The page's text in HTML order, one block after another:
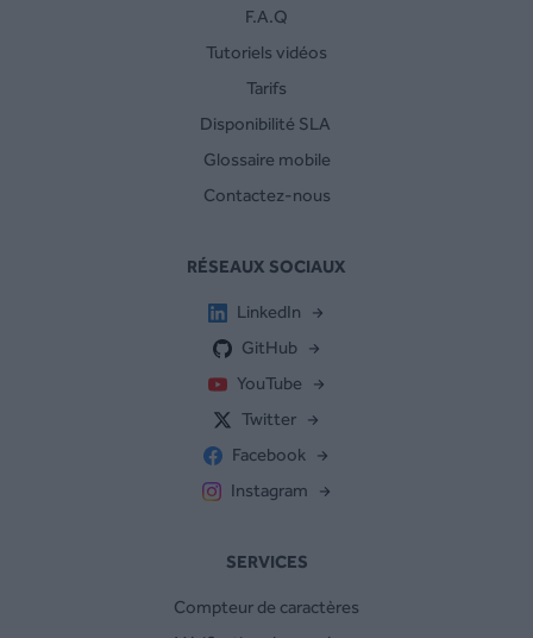
F.A.Q
Tutoriels vidéos
Tarifs
Disponibilité SLA
Glossaire mobile
Contactez-nous
RÉSEAUX SOCIAUX
LinkedIn
GitHub
YouTube
Twitter
Facebook
Instagram
SERVICES
Compteur de caractères